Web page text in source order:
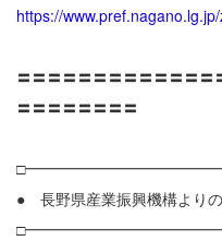
https://
〓〓〓〓〓〓〓〓〓〓〓〓
〓〓〓〓〓〓〓〓
● 長野県産業振興機構より